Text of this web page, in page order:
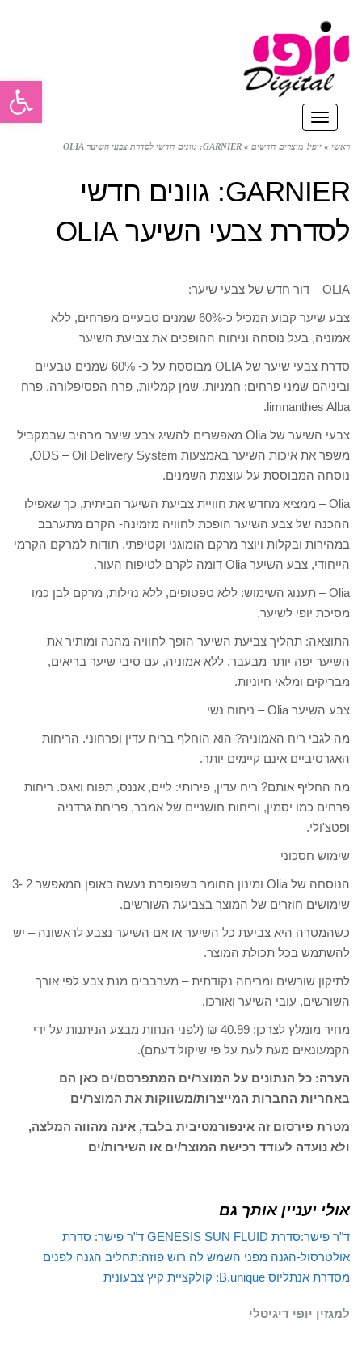
תפריט
ראשי » יופי! מוצרים חדשים » GARNIER: גוונים חדשי לסדרת צבעי השיער OLIA
GARNIER: גוונים חדשי
לסדרת צבעי השיער OLIA
OLIA – דור חדש של צבעי שיער:
צבע שיער קבוע המכיל כ-60% שמנים טבעיים מפרחים, ללא
אמוניה, בעל נוסחה וניחוח ההופכים את צביעת השיער
סדרת צבעי שיער של OLIA מבוססת על כ- 60% שמנים טבעיים
וביניהם שמני פרחים: חמניות, שמן קמליות, פרח הפסיפלורה, פרח
limnanthes Alba.
צבעי השיער של Olia מאפשרים להשיג צבע שיער מרהיב שבמקביל
משפר את איכות השיער באמצעות ODS – Oil Delivery System,
נוסחה המבוססת על עוצמת השמנים.
Olia – ממציא מחדש את חוויית צביעת השיער הביתית, כך שאפילו
ההכנה של צבע השיער הופכת לחוויה מזמינה- הקרם מתערבב
במהירות ובקלות ויוצר מרקם הומוגני וקטיפתי. תודות למרקם הקרמי
הייחודי, צבע השיער Olia דומה לקרם לטיפוח העור.
Olia – תענוג השימוש: ללא טפטופים, ללא נזילות, מרקם לבן כמו
מסיכת יופי לשיער.
התוצאה: תהליך צביעת השיער הופך לחוויה מהנה ומותיר את
השיער יפה יותר מבעבר, ללא אמוניה, עם סיבי שיער בריאים,
מבריקים ומלאי חיוניות.
צבע השיער Olia – ניחוח נשי
מה לגבי ריח האמוניה? הוא הוחלף בריח עדין ופרחוני. הריחות
האגרסיביים אינם קיימים יותר.
מה החליף אותם? ריח עדין, פירותי: ליים, אננס, תפוח ואגס. ריחות
פרחים כמו יסמין, וריחות חושניים של אמבר, פריחת גרדניה
ופטצ'ולי.
שימוש חסכוני
הנוסחה של Olia ומינון החומר בשפופרת נעשה באופן המאפשר 2 -3
שימושים חוזרים של המוצר בצביעת השורשים.
כשהמטרה היא צביעת כל השיער או אם השיער נצבע לראשונה – יש
להשתמש בכל תכולת המוצר.
לתיקון שורשים ומריחה נקודתית – מערבבים מנת צבע לפי אורך
השורשים, עובי השיער ואורכו.
מחיר מומלץ לצרכן: 40.99 ₪ (לפני הנחות מבצע הניתנות על ידי
הקמעונאים מעת לעת על פי שיקול דעתם).
הערה: כל הנתונים על המוצר/ים המתפרסם/ים כאן הם
באחריות החברות המייצרות/משווקות את המוצר/ים
מטרת פירסום זה אינפורמטיבית בלבד, אינה מהווה המלצה,
ולא נועדה לעודד רכישת המוצר/ים או השירות/ים
אולי יעניין אותך גם
ד"ר פישר:סדרת GENESIS SUN FLUID
ד"ר פישר: סדרת
אולטרסול-הגנה מפני השמש לה רוש פוזה:תחליב הגנה לפנים
מסדרת אנתליוס B.unique: קולקציית קיץ צבעונית
למגזין יופי דיגיטלי
פתח